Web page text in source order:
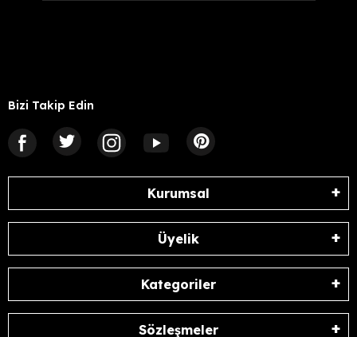
Bizi Takip Edin
Kurumsal
Üyelik
Kategoriler
Sözleşmeler